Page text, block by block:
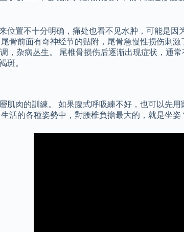
位置不十分明确，痛处也看不见水肿，可能是
骨前面有奇神经节的贴附，尾骨急慢性损伤刺
杂病丛生。 尾椎骨损伤后逐渐出现症状，通
斑。
肌肉的訓練。 如果腹式呼吸練不好，也可以先
活的各種姿勢中，對腰椎負擔最大的，就是坐姿